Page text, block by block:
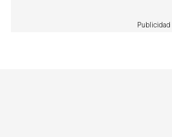
Publicidad